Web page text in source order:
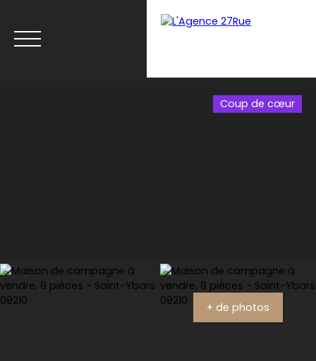
Coup de cœur
+ de photos